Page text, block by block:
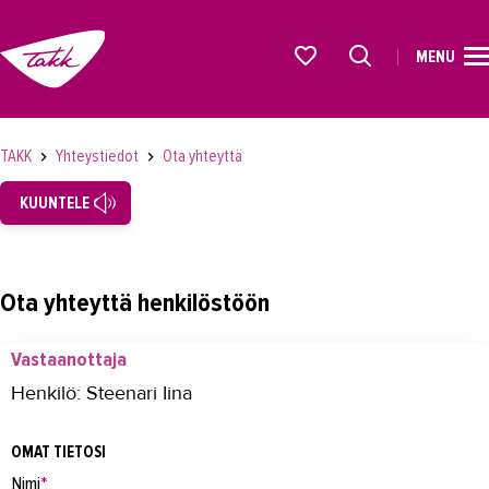
OPISKELIJAKSI
YRITYKSILLE
OMA TAKK
MENU
TAKK Yhteystiedot Ota yhteyttä
KUUNTELE
Ota yhteyttä henkilöstöön
Vastaanottaja
Henkilö: Steenari Iina
OMAT TIETOSI
Nimi*